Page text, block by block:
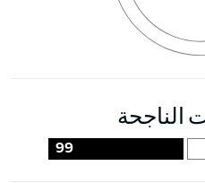
الناجحة
99